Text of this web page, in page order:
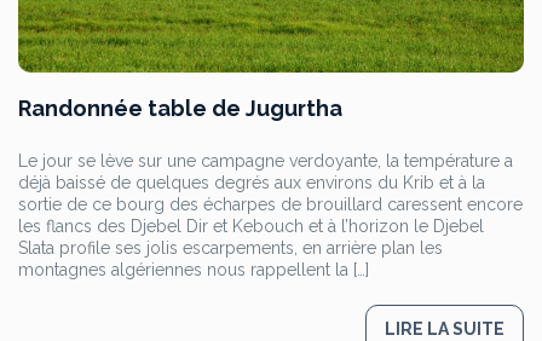
Randonnée table de Jugurtha
Le jour se lève sur une campagne verdoyante, la température a
déjà baissé de quelques degrés aux environs du Krib et à la
sortie de ce bourg des écharpes de brouillard caressent encore
les flancs des Djebel Dir et Kebouch et à l’horizon le Djebel
Slata profile ses jolis escarpements, en arrière plan les
montagnes algériennes nous rappellent la […]
LIRE LA SUITE